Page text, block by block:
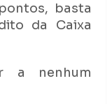
basta
da Caixa
a nenhum